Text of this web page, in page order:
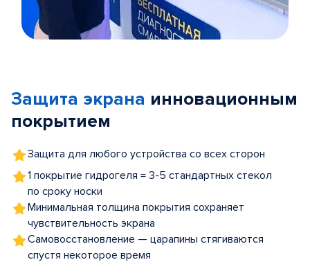
5
Защита экрана инновационным
покрытием
Защита для любого устройства со всех сторон
1 покрытие гидрогеля = 3-5 стандартных стекол
по сроку носки
Минимальная толщина покрытия сохраняет
чувствительность экрана
Самовосстановление — царапины стягиваются
спустя некоторое время